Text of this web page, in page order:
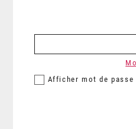
Afficher mot de passe